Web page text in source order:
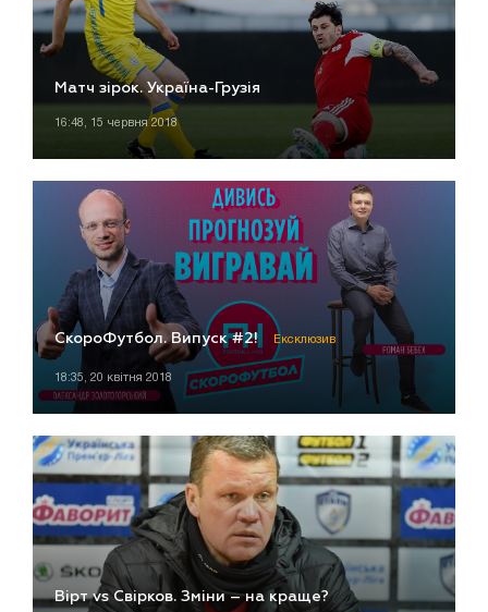
Матч зірок. Україна-Грузія
16:48, 15 червня 2018
СкороФутбол. Випуск #2! Ексклюзив
18:35, 20 квітня 2018
Вірт vs Свірков. Зміни – на краще?